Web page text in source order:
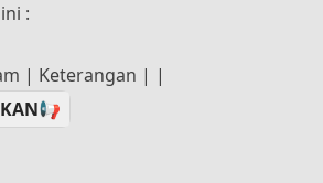
:
| Keterangan | |
📢